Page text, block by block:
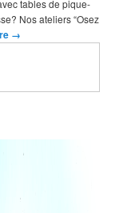
tables de pique-
Nos ateliers “Osez
→